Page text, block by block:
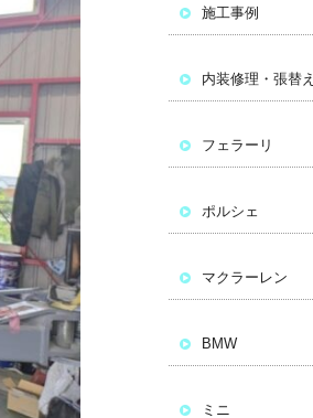
施工事例
内装修理・張替え
フェラーリ
ポルシェ
マクラーレン
BMW
ミニ